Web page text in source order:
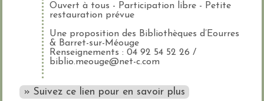
Ouvert à tous - Participation libre - Petite
restauration prévue
Une proposition des Bibliothèques d’Eourres
& Barret-sur-Méouge
Renseignements : 04 92 54 52 26 /
biblio.meouge@net-c.com
» Suivez ce lien pour en savoir plus